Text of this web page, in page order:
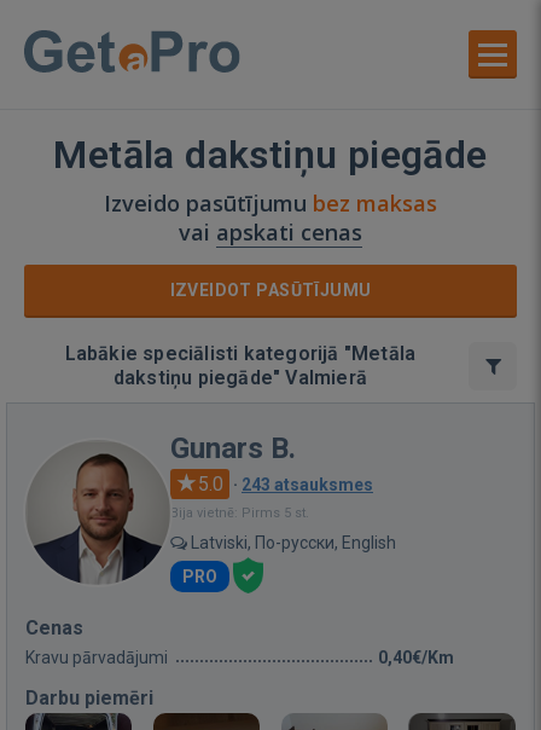
Metāla dakstiņu piegāde
Izveido pasūtījumu bez maksas
vai apskati cenas
IZVEIDOT PASŪTĪJUMU
Labākie speciālisti kategorijā "Metāla
dakstiņu piegāde" Valmierā
Gunars B.
5.0 · 243 atsauksmes
Bija vietnē: Pirms 5 st.
Latviski, По-русски, English
PRO
Cenas
Kravu pārvadājumi 0,40€/Km
Darbu piemēri